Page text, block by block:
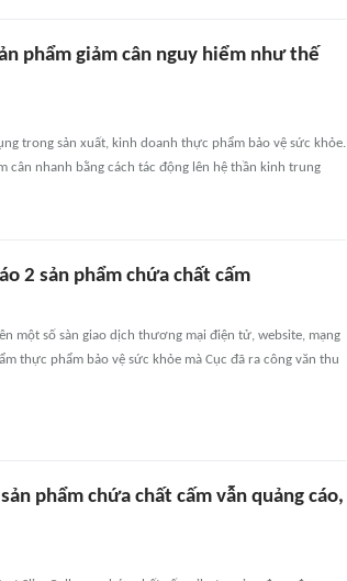
phẩm giảm cân nguy hiểm như thế
trong sản xuất, kinh doanh thực phẩm bảo vệ sức khỏe.
cân nhanh bằng cách tác động lên hệ thần kinh trung
2 sản phẩm chứa chất cấm
một số sàn giao dịch thương mại điện tử, website, mạng
thực phẩm bảo vệ sức khỏe mà Cục đã ra công văn thu
phẩm chứa chất cấm vẫn quảng cáo,